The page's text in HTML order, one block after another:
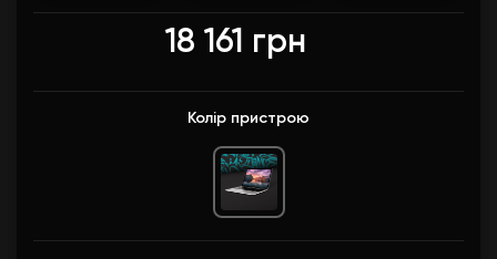
18 161 грн
Колір пристрою